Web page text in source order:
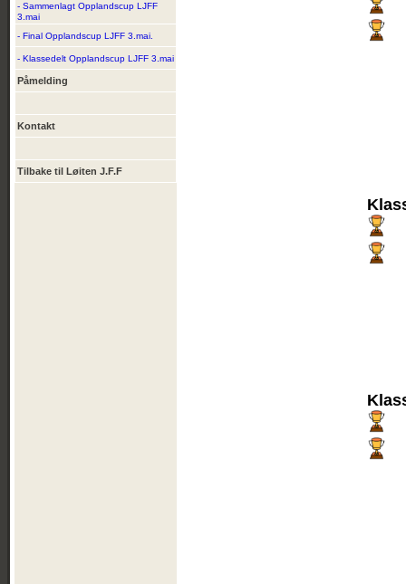
- Sammenlagt Opplandscup LJFF
3.mai
- Final Opplandscup LJFF 3.mai.
- Klassedelt Opplandscup LJFF 3.mai
Påmelding
Kontakt
Tilbake til Løiten J.F.F